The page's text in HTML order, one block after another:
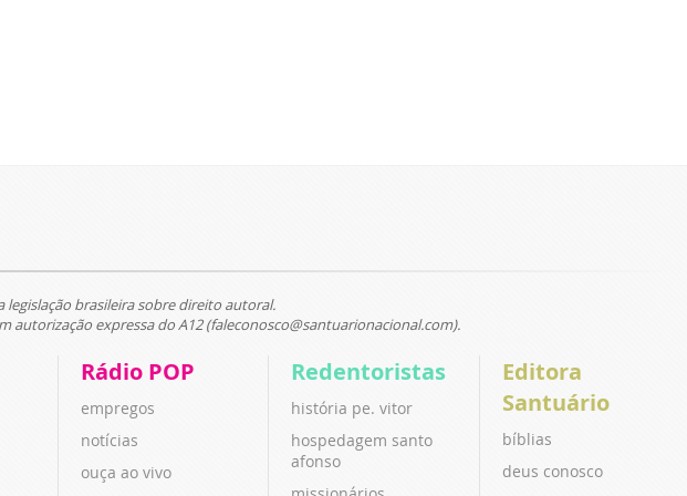
brasileira sobre direito autoral.
expressa do A12 (faleconosco@santuarionacional.com).
Rádio POP
empregos
notícias
ouça ao vivo
Redentoristas
história pe. vitor
hospedagem santo
afonso
Editora
Santuário
bíblias
deus conosco